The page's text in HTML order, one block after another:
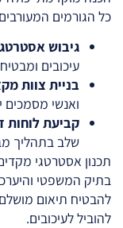
כל הגורמים
גיבוש
עיכובים
בניית צוות
ואנשי
קביעת לוחות
שלב בתהליך
תכנון אסטרטגי
בתיק המשפטי
להבטיח תיאום מושלם
להוביל לעיכובים.